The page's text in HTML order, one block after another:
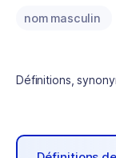
nom masculin
Définitions,